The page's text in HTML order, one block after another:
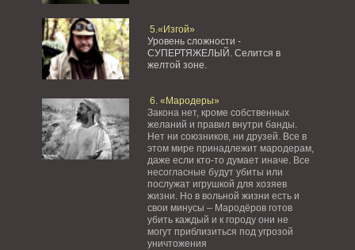
5.«Изгой»
Уровень сложности -
СУПЕРТЯЖЕЛЫЙ. Селится в
желтой зоне.
6. «Мародеры»
Закона нет, кроме собственных
желаний и правил внутри банды.
Нет ни союзников, ни друзей. Все в
этом мире принадлежит мародерам,
даже если кто-то думает иначе. Все
несогласные будут убиты или
послужат игрушкой для хозяев
жизни. Но в вольной жизни есть и
свои минусы – Мародёров готов
убить каждый и к городу они не
могут приблизиться под угрозой
уничтожения